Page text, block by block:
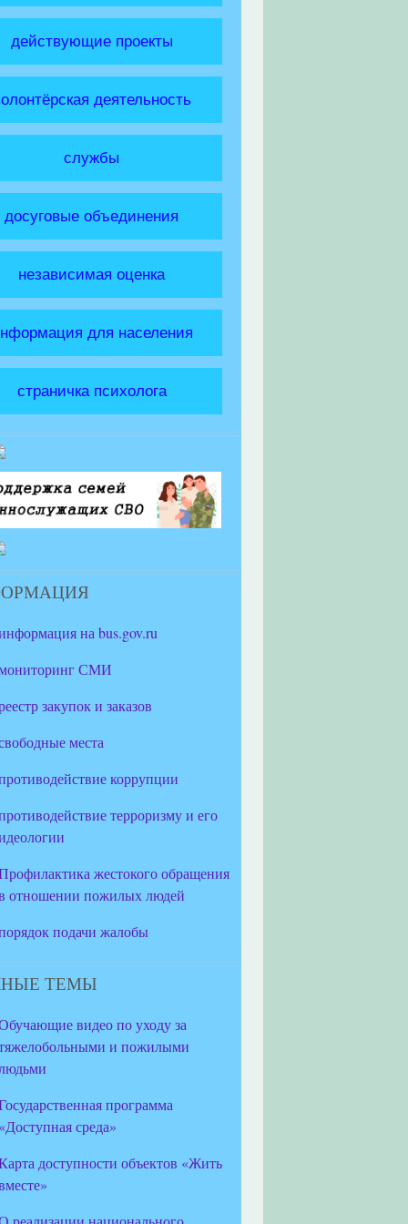
действующие проекты
деятельность
службы
досуговые объединения
независимая оценка
для населения
страничка психолога
на bus.gov.ru
СМИ
закупок и заказов
места
коррупции
терроризму и его
жестокого обращения
отношении пожилых людей
подачи жалобы
ТЕМЫ
видео по уходу за
и пожилыми
программа
среда»
доступности объектов «Жить